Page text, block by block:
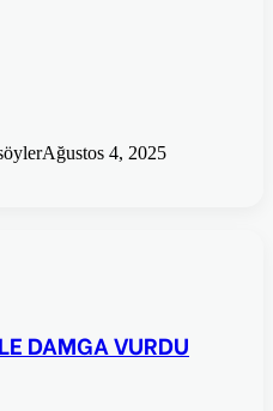
Ağustos 4, 2025
DAMGA VURDU